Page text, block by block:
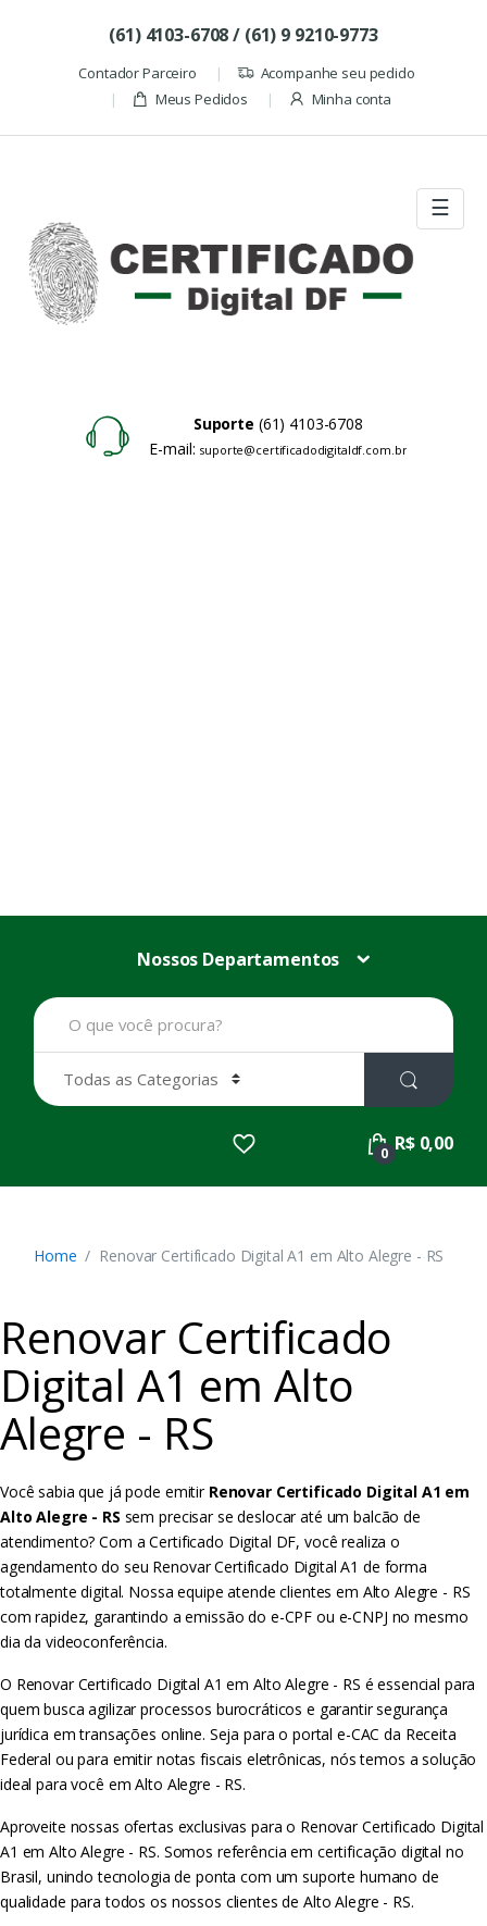
(61) 4103-6708 / (61) 9 9210-9773
Contador Parceiro
Acompanhe seu pedido
Meus Pedidos
Minha conta
☰
Suporte (61) 4103-6708
E-mail: suporte@certificadodigitaldf.com.br
Nossos Departamentos
B
u
a
r
:
0 R$ 0,00
Home Renovar Certificado Digital A1 em Alto Alegre - RS
Renovar Certificado
Digital A1 em Alto
Alegre - RS
Você sabia que já pode emitir Renovar Certificado Digital A1 em
Alto Alegre - RS sem precisar se deslocar até um balcão de
atendimento? Com a Certificado Digital DF, você realiza o
agendamento do seu Renovar Certificado Digital A1 de forma
totalmente digital. Nossa equipe atende clientes em Alto Alegre - RS
com rapidez, garantindo a emissão do e-CPF ou e-CNPJ no mesmo
dia da videoconferência.
O Renovar Certificado Digital A1 em Alto Alegre - RS é essencial para
quem busca agilizar processos burocráticos e garantir segurança
jurídica em transações online. Seja para o portal e-CAC da Receita
Federal ou para emitir notas fiscais eletrônicas, nós temos a solução
ideal para você em Alto Alegre - RS.
Aproveite nossas ofertas exclusivas para o Renovar Certificado Digital
A1 em Alto Alegre - RS. Somos referência em certificação digital no
Brasil, unindo tecnologia de ponta com um suporte humano de
qualidade para todos os nossos clientes de Alto Alegre - RS.